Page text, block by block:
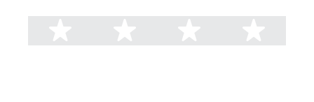
1 étoile 2 étoiles 3 étoiles